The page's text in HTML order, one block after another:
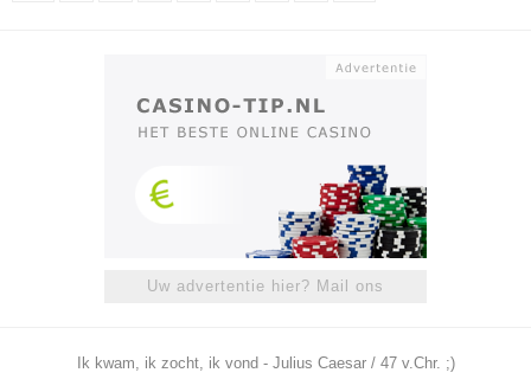
Uw advertentie hier? Mail ons
Ik kwam, ik zocht, ik vond - Julius Caesar / 47 v.Chr. ;)